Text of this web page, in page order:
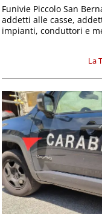
La
Funivie Piccolo San
addetti alle casse,
impianti, conduttori e